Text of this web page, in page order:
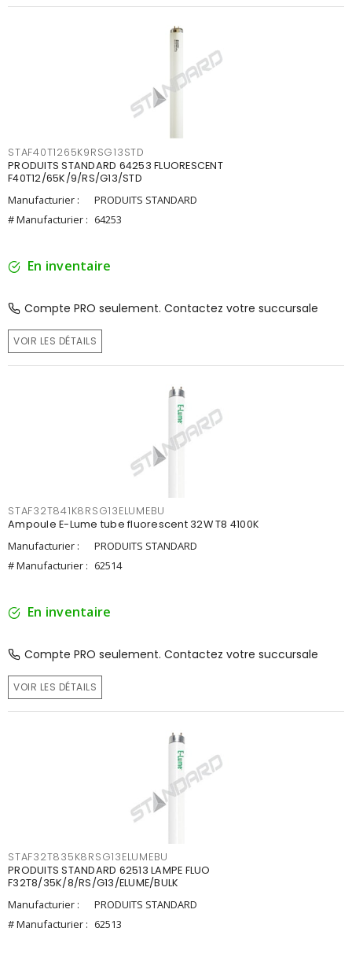
STAF40T1265K9RSG13STD
PRODUITS STANDARD 64253 FLUORESCENT
F40T12/65K/9/RS/G13/STD
Manufacturier :
PRODUITS STANDARD
# Manufacturier : 64253
En inventaire
Compte PRO seulement. Contactez votre succursale
VOIR LES DÉTAILS
STAF32T841K8RSG13ELUMEBU
Ampoule E-Lume tube fluorescent 32W T8 4100K
Manufacturier :
PRODUITS STANDARD
# Manufacturier : 62514
En inventaire
Compte PRO seulement. Contactez votre succursale
VOIR LES DÉTAILS
STAF32T835K8RSG13ELUMEBU
PRODUITS STANDARD 62513 LAMPE FLUO
F32T8/35K/8/RS/G13/ELUME/BULK
Manufacturier :
PRODUITS STANDARD
# Manufacturier : 62513